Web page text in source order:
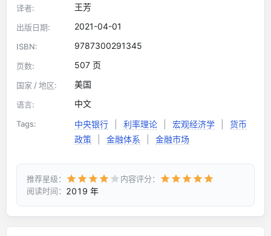
译者: 王芳
出版日期: 2021-04-01
ISBN: 9787300291345
页数: 507 页
国家 / 地区: 美国
语言: 中文
Tags: 中央银行 利率理论 宏观经济学
货币
政策
金融体系 金融市场
推荐星级：
内容评分：
阅读时间： 2019 年